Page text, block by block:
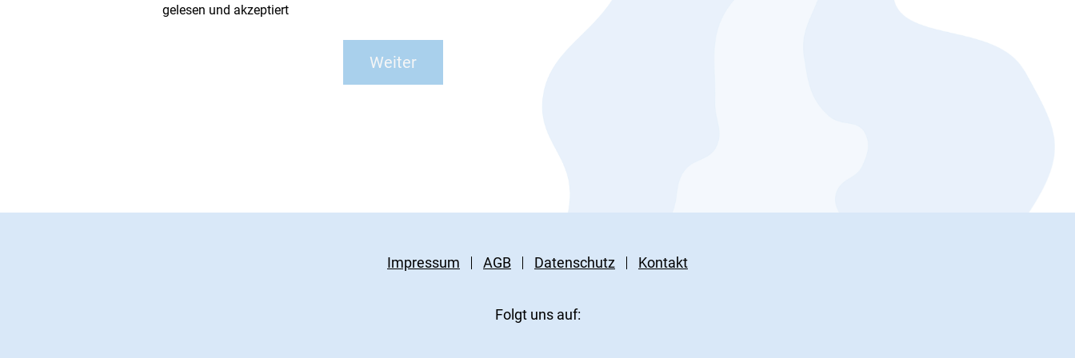
gelesen und akzeptiert
Impressum AGB Datenschutz Kontakt
Folgt uns auf: